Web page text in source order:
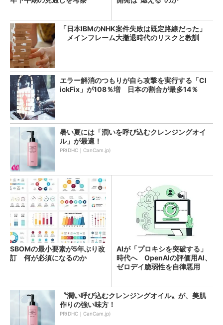
「日本IBMのNHK案件失敗は既定路線だった」
メインフレーム大撤退時代のリスクと教訓
エラー解消のつもりが自ら攻撃を実行する「Cl
ickFix」が108％増 日本の割合が最多14％
暑い夏には「潤いを呼び込むクレンジングオイ
ル」が最適！
PR(DHC｜CanCam.jp)
SBOMの最小要素が5年ぶり改
訂 何が必須になるのか
AIが「プロキシを突破する」
時代へ OpenAIの評価用AI、
ゼロデイ脆弱性を自律悪用
〝潤い呼び込むクレンジングオイル〟が、美肌
作りの強い味方！
PR(DHC｜CanCam.jp)